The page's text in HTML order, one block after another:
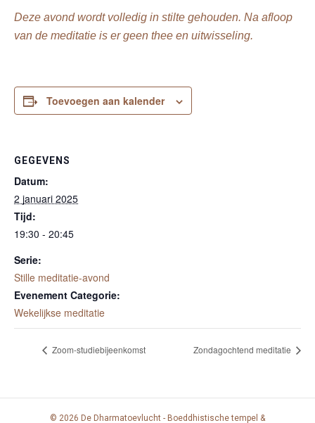
Deze avond wordt volledig in stilte gehouden. Na afloop
van de meditatie is er geen thee en uitwisseling.
Toevoegen aan kalender
GEGEVENS
Datum:
2 januari 2025
Tijd:
19:30 - 20:45
Serie:
Stille meditatie-avond
Evenement Categorie:
Wekelijkse meditatie
Zoom-studiebijeenkomst Zondagochtend meditatie
© 2026 De Dharmatoevlucht - Boeddhistische tempel &